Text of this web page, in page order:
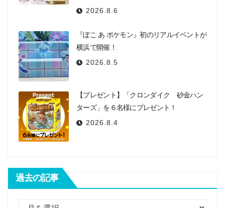
2026.8.6
『ぽこ あ ポケモン』初のリアルイベントが
横浜で開催！
2026.8.5
【プレゼント】「クロンダイク 砂金ハン
ターズ」を６名様にプレゼント！
2026.8.4
過去の記事